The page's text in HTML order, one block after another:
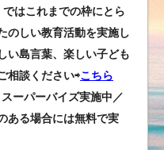
ではこれまでの枠にとら
のしい教育活動を実施し
い島言葉、楽しい子ども
相談ください⇨こちら
ーパーバイズ実施中／
ある場合には無料で実